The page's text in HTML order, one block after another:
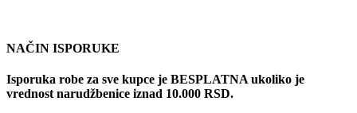
NAČIN ISPORUKE
Isporuka robe za sve kupce je BESPLATNA ukoliko je
vrednost narudžbenice iznad 10.000 RSD.